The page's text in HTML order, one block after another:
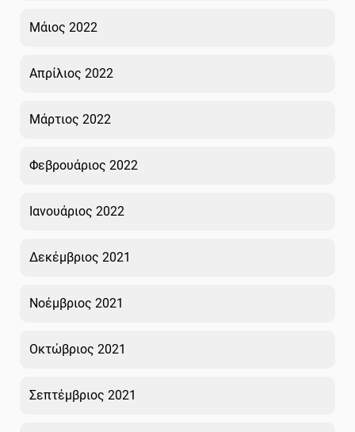
Μάιος 2022
Απρίλιος 2022
Μάρτιος 2022
Φεβρουάριος 2022
Ιανουάριος 2022
Δεκέμβριος 2021
Νοέμβριος 2021
Οκτώβριος 2021
Σεπτέμβριος 2021